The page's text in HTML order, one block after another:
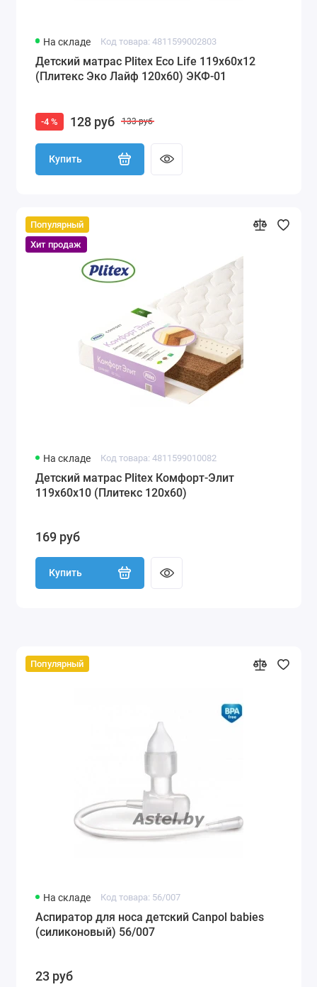
На складе Код товара: 4811599002803
Детский матрас Plitex Eco Life 119x60x12
(Плитекс Эко Лайф 120х60) ЭКФ-01
-4 % 128 руб 133 руб
Купить
Популярный
Хит продаж
На складе Код товара: 4811599010082
Детский матрас Plitex Комфорт-Элит
119x60x10 (Плитекс 120х60)
169 руб
Купить
Популярный
На складе Код товара: 56/007
Аспиратор для носа детский Canpol babies
(силиконовый) 56/007
23 руб